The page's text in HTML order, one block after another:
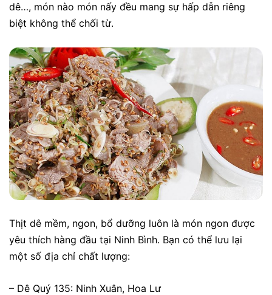
dê…, món nào món nấy đều mang sự hấp dẫn riêng
biệt không thể chối từ.
Thịt dê mềm, ngon, bổ dưỡng luôn là món ngon được
yêu thích hàng đầu tại Ninh Bình. Bạn có thể lưu lại
một số địa chỉ chất lượng:
– Dê Quý 135: Ninh Xuân, Hoa Lư